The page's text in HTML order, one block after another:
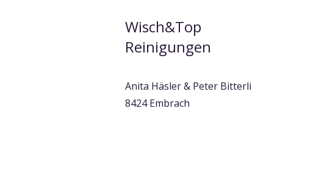
Wisch&Top
Reinigungen
Anita Häsler & Peter Bitterli
8424 Embrach